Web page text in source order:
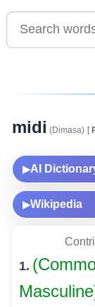
midi (Dimasa) [
▶AI
▶Wikipedia
1.